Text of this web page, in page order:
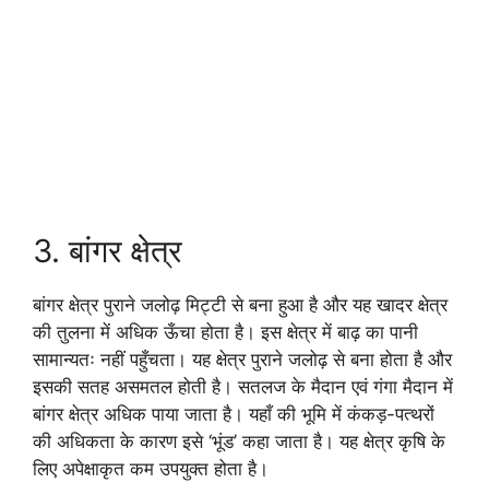
3. बांगर क्षेत्र
बांगर क्षेत्र पुराने जलोढ़ मिट्टी से बना हुआ है और यह खादर क्षेत्र
की तुलना में अधिक ऊँचा होता है। इस क्षेत्र में बाढ़ का पानी
सामान्यतः नहीं पहुँचता। यह क्षेत्र पुराने जलोढ़ से बना होता है और
इसकी सतह असमतल होती है। सतलज के मैदान एवं गंगा मैदान में
बांगर क्षेत्र अधिक पाया जाता है। यहाँ की भूमि में कंकड़-पत्थरों
की अधिकता के कारण इसे ‘भूंड’ कहा जाता है। यह क्षेत्र कृषि के
लिए अपेक्षाकृत कम उपयुक्त होता है।